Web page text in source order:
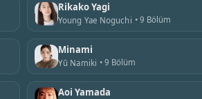
Rikako Yagi
Young Yae Noguchi 9 Bölüm
Minami
Yū Namiki 9 Bölüm
Aoi Yamada